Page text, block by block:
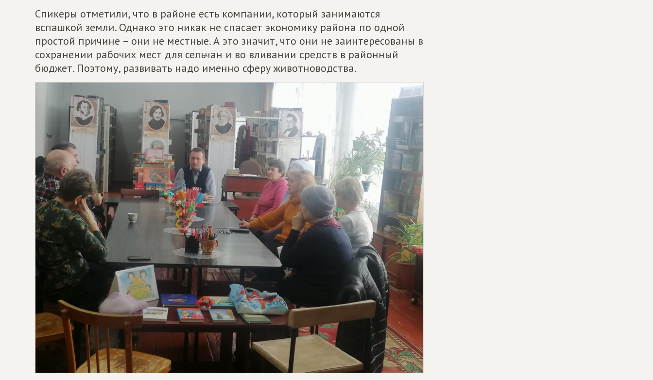
Спикеры отметили, что в районе есть компании, который занимаются
вспашкой земли. Однако это никак не спасает экономику района по одной
простой причине – они не местные. А это значит, что они не заинтересованы в
сохранении рабочих мест для сельчан и во вливании средств в районный
бюджет. Поэтому, развивать надо именно сферу животноводства.